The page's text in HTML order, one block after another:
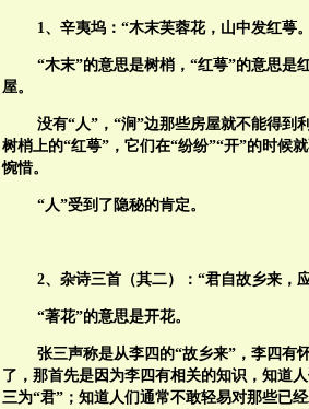
1、辛夷坞：“木末芙蓉花，山中发红萼
“木末”的意思是树梢，“红萼”的意思是
屋。
没有“人”，“涧”边那些房屋就不能得到
树梢上的“红萼”，它们在“纷纷”“开”的时候
惋惜。
“人”受到了隐秘的肯定。
2、杂诗三首（其二）：“君自故乡来，
“著花”的意思是开花。
张三声称是从李四的“故乡来”，李四有
了，那首先是因为李四有相关的知识，知道
三为“君”；知道人们通常不敢轻易对那些已